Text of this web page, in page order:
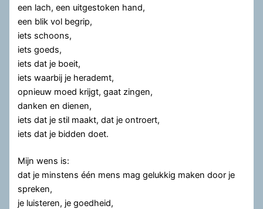
een lach, een uitgestoken hand,
een blik vol begrip,
iets schoons,
iets goeds,
iets dat je boeit,
iets waarbij je herademt,
opnieuw moed krijgt, gaat zingen,
danken en dienen,
iets dat je stil maakt, dat je ontroert,
iets dat je bidden doet.
Mijn wens is:
dat je minstens één mens mag gelukkig maken door je
spreken,
je luisteren, je goedheid,